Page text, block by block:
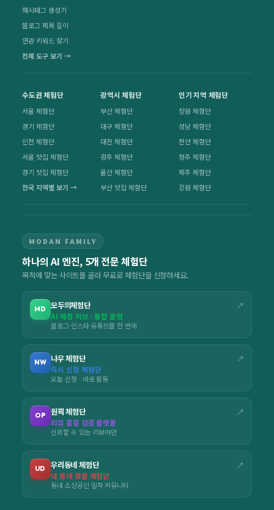
해시태그 생성기
블로그 제목 길이
연관 키워드 찾기
전체 도구 보기 →
수도권 체험단
서울 체험단
경기 체험단
인천 체험단
서울 맛집 체험단
경기 맛집 체험단
전국 지역별 보기 →
광역시 체험단
부산 체험단
대구 체험단
대전 체험단
광주 체험단
울산 체험단
부산 맛집 체험단
인기 지역 체험단
창원 체험단
성남 체험단
천안 체험단
청주 체험단
제주 체험단
강원 체험단
MODAN FAMILY
하나의 AI 엔진, 5개 전문 체험단
목적에 맞는 사이트를 골라 무료로 체험단을 신청하세요.
MD 모두의체험단 ↗
AI 매칭 허브 · 통합 운영
블로그·인스타·유튜브를 한 번에
NW 나우 체험단 ↗
즉시 신청 체험단
오늘 신청 · 바로 활동
OP 원픽 체험단 ↗
리뷰 품질 검증 플랫폼
신뢰할 수 있는 리뷰어만
UD 우리동네 체험단 ↗
내 동네 맞춤 체험단
동네 소상공인 밀착 커뮤니티